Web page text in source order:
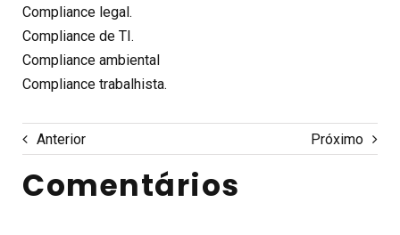
Compliance legal.
Compliance de TI.
Compliance ambiental
Compliance trabalhista.
Anterior Próximo
Comentários